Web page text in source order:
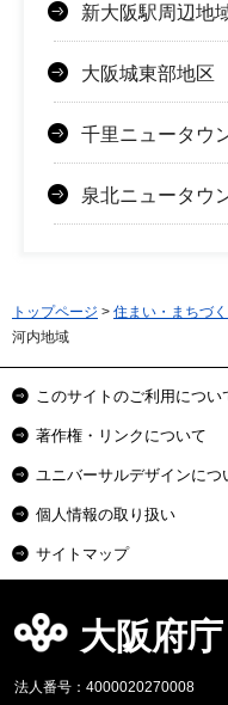
新大阪駅周辺地
大阪城東部地区
千里ニュータウ
泉北ニュータウ
トップページ > 住まい・まちづく
河内地域
このサイトのご利用につい
著作権・リンクについて
ユニバーサルデザインにつ
個人情報の取り扱い
サイトマップ
大阪府庁
法人番号：4000020270008